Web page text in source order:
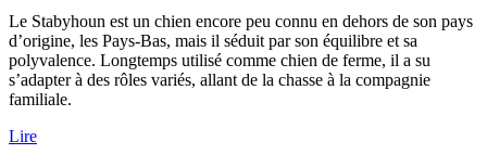
Le Stabyhoun est un chien encore peu connu en dehors de son pays
d’origine, les Pays-Bas, mais il séduit par son équilibre et sa
polyvalence. Longtemps utilisé comme chien de ferme, il a su
s’adapter à des rôles variés, allant de la chasse à la compagnie
familiale.
Lire